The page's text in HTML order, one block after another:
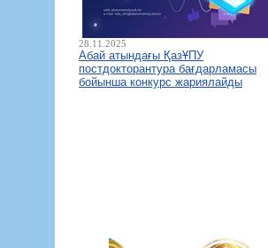
28.11.2025
Абай атындағы ҚазҰПУ
постдокторантура бағдарламасы
бойынша конкурс жариялайды